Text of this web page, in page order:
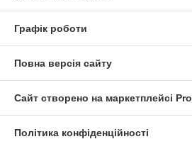
Графік роботи
Повна версія сайту
Сайт створено на маркетплейсі
Політика конфіденційності